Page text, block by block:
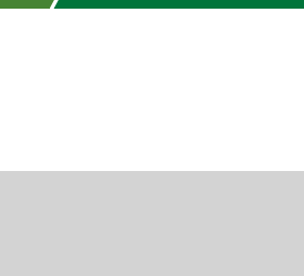
de tela